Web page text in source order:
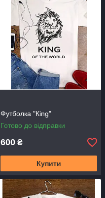
Футболка "Кing"
Готово до відправки
600 ₴
Купити